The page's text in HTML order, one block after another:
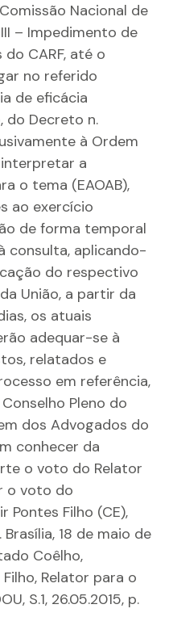
Nacional de
– Impedimento de
CARF, até o
no referido
de eficácia
do Decreto n.
à Ordem
a
o tema (EAOAB),
ao exercício
de forma temporal
consulta, aplicando-
do respectivo
União, a partir da
os atuais
adequar-se à
relatados e
em referência,
Pleno do
dos Advogados do
conhecer da
o voto do Relator
o voto do
Pontes Filho (CE),
18 de maio de
Coêlho,
Relator para o
S.1, 26.05.2015, p.